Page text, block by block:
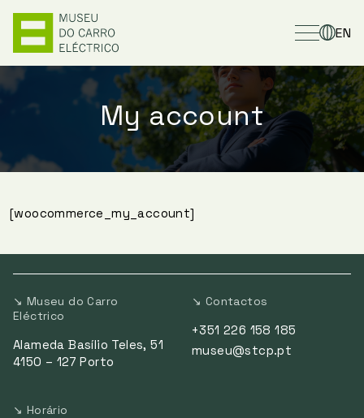
EN
My account
[woocommerce_my_account]
↘ Museu do Carro
Eléctrico
Alameda Basílio Teles, 51
4150 – 127 Porto
↘ Contactos
+351 226 158 185
museu@stcp.pt
↘ Horário